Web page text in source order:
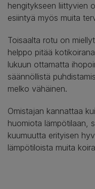
hengitykseen liittyvien
esiintyä myös muita
Toisaalta rotu on
helppo pitää
lukuun ottamatta
säännöllistä
melko vähäinen.
Omistajan kannattaa
huomiota lämpötilaan,
kuumuutta erityisen
lämpötiloista muita